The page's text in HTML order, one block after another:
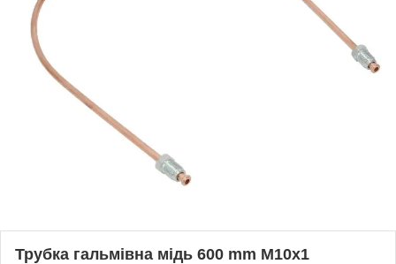
Трубка гальмівна мідь 600 mm M10x1